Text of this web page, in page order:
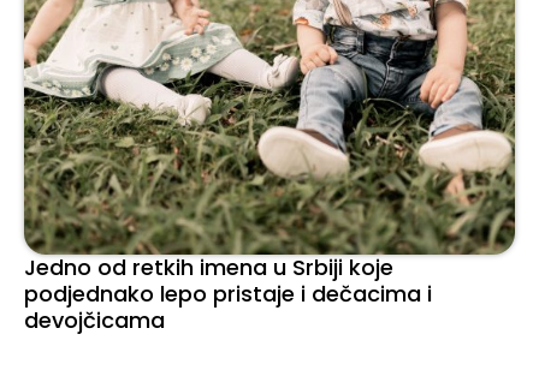
Jedno od retkih imena u Srbiji koje
podjednako lepo pristaje i dečacima i
devojčicama